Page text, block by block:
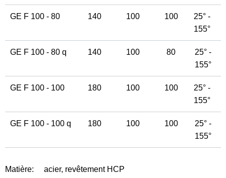
GE F 100 - 80 140 100 100
25° -
155°
GE F 100 - 80 q 140 100 80
25° -
155°
GE F 100 - 100 180 100 100
25° -
155°
GE F 100 - 100 q 180 100 100
25° -
155°
Matière: acier, revêtement HCP